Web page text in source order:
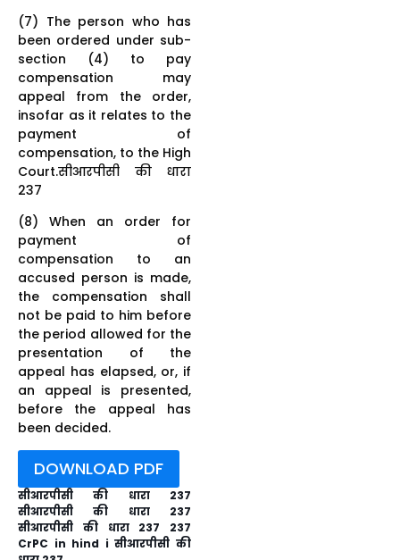
(7) The person who has
been ordered under sub-
section (4) to pay
compensation may
appeal from the order,
insofar as it relates to the
payment of
compensation, to the High
Court.सीआरपीसी की धारा
237
(8) When an order for
payment of
compensation to an
accused person is made,
the compensation shall
not be paid to him before
the period allowed for the
presentation of the
appeal has elapsed, or, if
an appeal is presented,
before the appeal has
been decided.
DOWNLOAD PDF
सीआरपीसी की धारा 237
सीआरपीसी की धारा 237
सीआरपीसी की धारा 237 237
CrPC in hind i सीआरपीसी की